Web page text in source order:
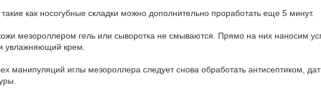
как носогубные складки можно дополнительно проработать еще 5 минут.
мезороллером гель или сыворотка не смываются. Прямо на них наносим
увлажняющий крем.
манипуляций иглы мезороллера следует снова обработать антисептиком,